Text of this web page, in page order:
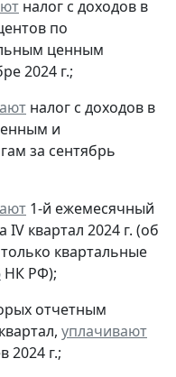
налог с доходов в
по
ценным
2024 г.;
налог с доходов в
и
за сентябрь
1-й ежемесячный
квартал 2024 г. (об
квартальные
НК РФ);
отчетным
уплачивают
2024 г.;